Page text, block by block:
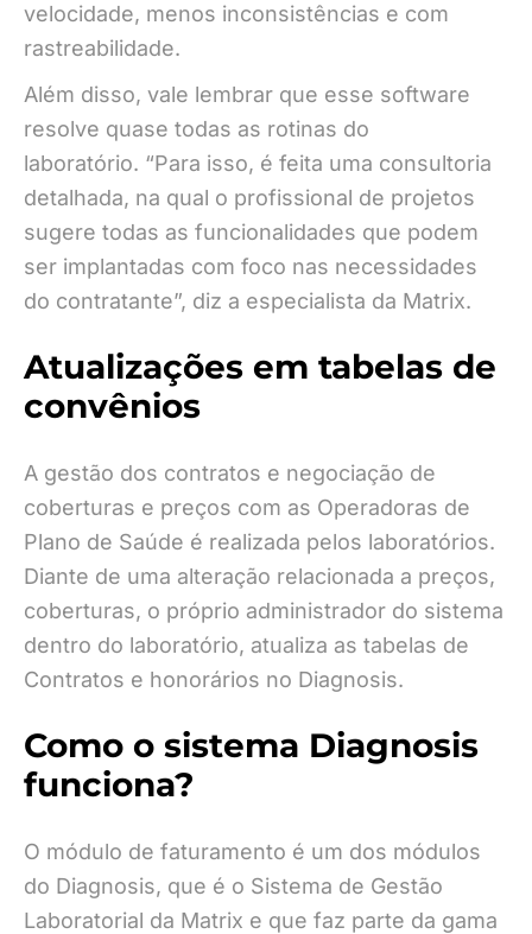
velocidade, menos inconsistências e com
rastreabilidade.
Além disso, vale lembrar que esse software
resolve quase todas as rotinas do
laboratório. “Para isso, é feita uma consultoria
detalhada, na qual o profissional de projetos
sugere todas as funcionalidades que podem
ser implantadas com foco nas necessidades
do contratante”, diz a especialista da Matrix.
Atualizações em tabelas de
convênios
A gestão dos contratos e negociação de
coberturas e preços com as Operadoras de
Plano de Saúde é realizada pelos laboratórios.
Diante de uma alteração relacionada a preços,
coberturas, o próprio administrador do sistema
dentro do laboratório, atualiza as tabelas de
Contratos e honorários no Diagnosis.
Como o sistema Diagnosis
funciona?
O módulo de faturamento é um dos módulos
do Diagnosis, que é o Sistema de Gestão
Laboratorial da Matrix e que faz parte da gama